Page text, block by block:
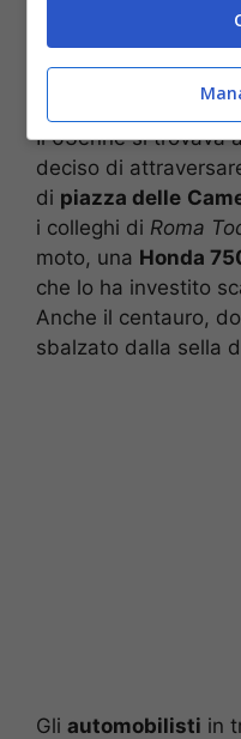
A perdere la vita un
si conoscono le
Il 63enne si trovava
deciso di
di piazza delle
i colleghi di Roma
moto, una Honda
che lo ha investito
Anche il centauro,
sbalzato dalla sella
Gli automobilisti in